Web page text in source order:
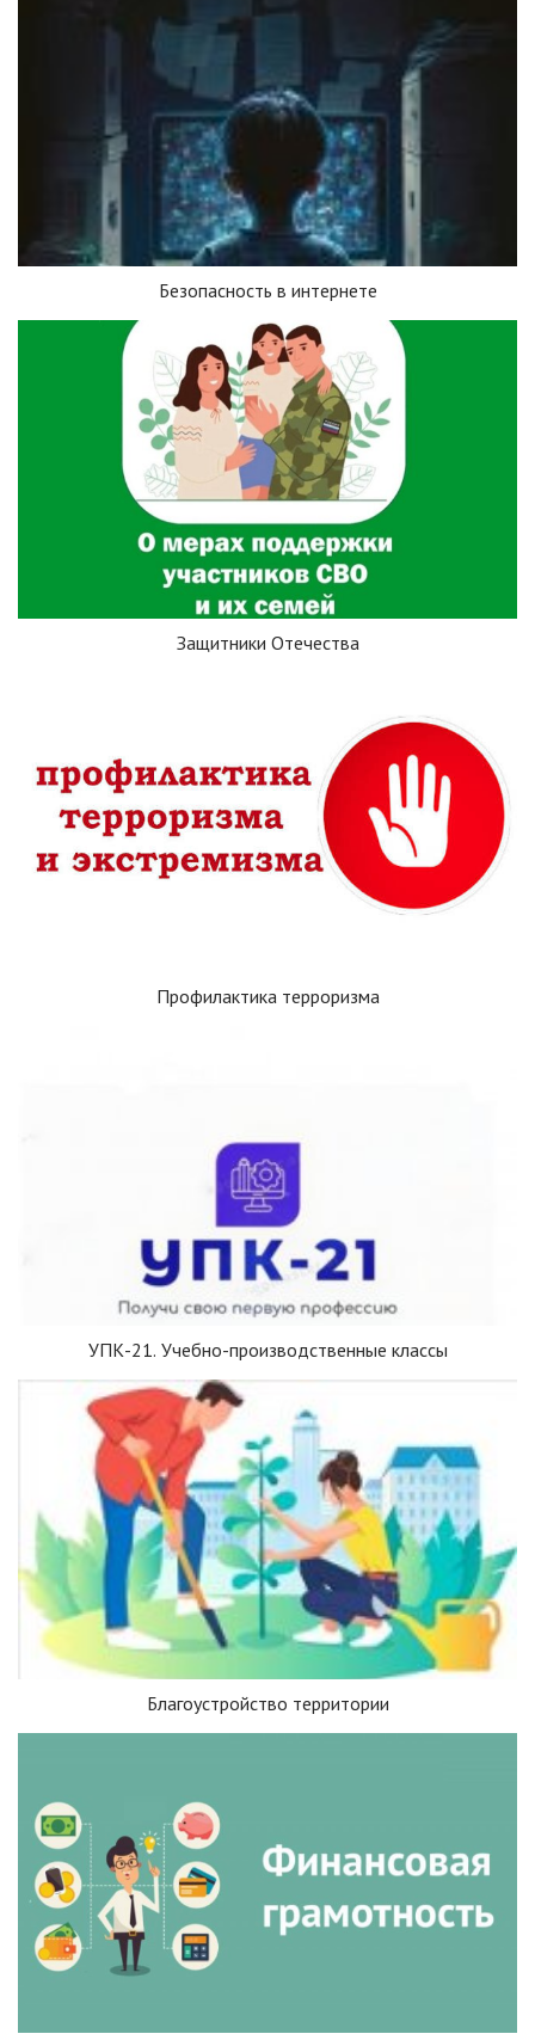
Безопасность в интернете
Защитники Отечества
Профилактика терроризма
УПК-21. Учебно-производственные классы
Благоустройство территории